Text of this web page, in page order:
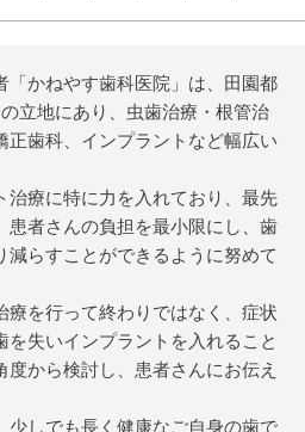
「かねやす歯科医院」は、田園都
立地にあり、虫歯治療・根管治
正歯科、インプラントなど幅広い
治療に特に力を入れており、最先
患者さんの負担を最小限にし、歯
減らすことができるように努めて
療を行って終わりではなく、症状
を失いインプラントを入れること
から検討し、患者さんにお伝え
少しでも長く健康なご自身の歯で